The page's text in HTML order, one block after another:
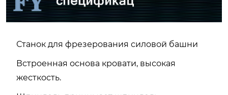
Станок для фрезерования силовой башни
Встроенная основа кровати, высокая
жесткость.